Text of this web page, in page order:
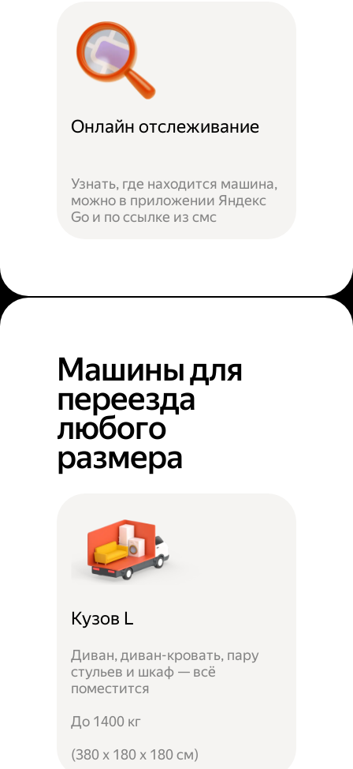
Онлайн отслеживание
Узнать, где находится машина,
можно в приложении Яндекс
Go и по ссылке из смс
Машины для
переезда
любого
размера
Кузов L
Диван, диван-кровать, пару
стульев и шкаф — всё
поместится
До 1400 кг
(380 x 180 x 180 см)